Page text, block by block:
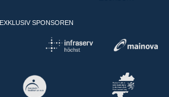
EXKLUSIV SPONSOREN